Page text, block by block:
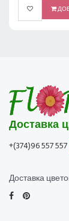
Доставка
+(374)96 557 557
Доставка